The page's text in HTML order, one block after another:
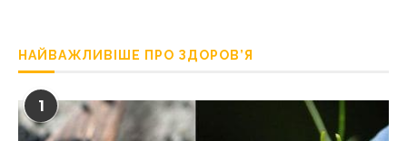
НАЙВАЖЛИВІШЕ ПРО ЗДОРОВ’Я
1